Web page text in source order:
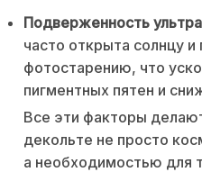
Подверженность
часто открыта солнцу
фотостарению, что
пигментных пятен и
Все эти факторы
декольте не просто
а необходимостью для